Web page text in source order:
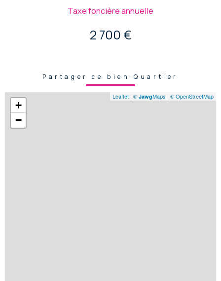
Taxe foncière annuelle
2 700 €
Partager ce bien Quartier
+
−
Leaflet | © JawgMaps | © OpenStreetMap